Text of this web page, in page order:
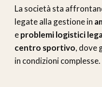
La società sta
legate alla gestione in
eproblemi logistici
centro sportivo, dove
in condizioni complesse.